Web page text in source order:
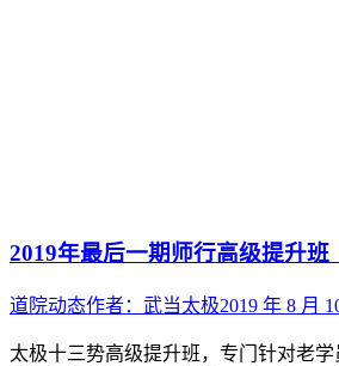
2019年最后一期师行高级提升班
道院动态作者： 武当太极2019 年 8 月
太极十三势高级提升班，专门针对老